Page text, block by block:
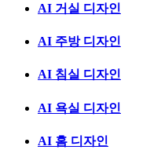
AI 거실 디자인
AI 주방 디자인
AI 침실 디자인
AI 욕실 디자인
AI 홈 디자인